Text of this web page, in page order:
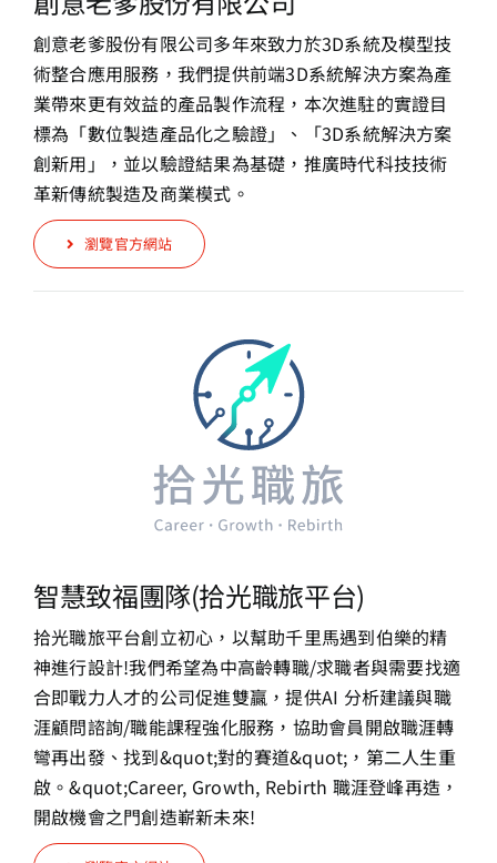
創意老爹股份有限公司多年來致力於3D系統及模型技
術整合應用服務，我們提供前端3D系統解決方案為產
業帶來更有效益的產品製作流程，本次進駐的實證目
標為「數位製造產品化之驗證」、「3D系統解決方案
創新用」，並以驗證結果為基礎，推廣時代科技技術
革新傳統製造及商業模式。
瀏覽官方網站
智慧致福團隊(拾光職旅平台)
拾光職旅平台創立初心，以幫助千里馬遇到伯樂的精
神進行設計!我們希望為中高齡轉職/求職者與需要找適
合即戰力人才的公司促進雙贏，提供AI 分析建議與職
涯顧問諮詢/職能課程強化服務，協助會員開啟職涯轉
彎再出發、找到&quot;對的賽道&quot;，第二人生重
啟。&quot;Career, Growth, Rebirth 職涯登峰再造，
開啟機會之門創造嶄新未來!